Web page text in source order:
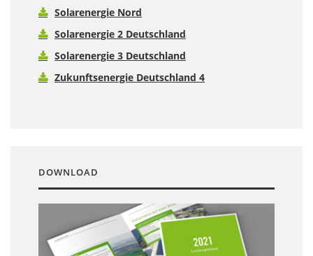
Solarenergie Nord
Solarenergie 2 Deutschland
Solarenergie 3 Deutschland
Zukunftsenergie Deutschland 4
DOWNLOAD